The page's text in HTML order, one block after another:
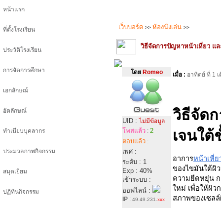
หน้าแรก
ที่ตั้งโรงเรียน
ประวัติโรงเรียน
การจัดการศึกษา
เอกลักษณ์
อัตลักษณ์
ทำเนียบบุคลากร
ประมวลภาพกิจกรรม
สมุดเยี่ยม
ปฏิทินกิจกรรม
เว็บบอร์ด >> ห้องนั่งเล่น >>
วิธีจัดการปัญหาหน้าเหี่ยว แ
โดยRomeo
UID :ไม่มีข้อมูล
โพสแล้ว : 2
ตอบแล้ว :
เพศ :
ระดับ : 1
Exp : 40%
เข้าระบบ :
ออฟไลน์ :
IP : 49.49.231. xxx
เมื่อ : อาทิตย์ ที่ 1
วิธีจัด
เจนใต้
อาการหน้าเหี่ย
ของไขมันใต้ผิ
ความยืดหยุ่น ก
ใหม่ เพื่อให้ผิว
สภาพของเซล